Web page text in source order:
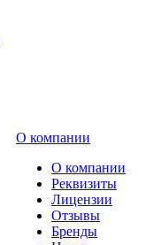
О компании
О компании
Реквизиты
Лицензии
Отзывы
Бренды